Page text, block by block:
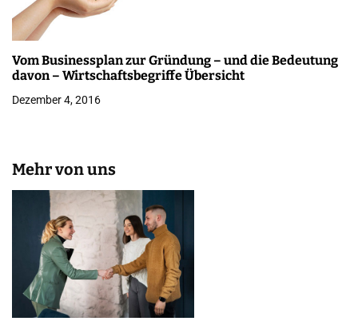
Vom Businessplan zur Gründung – und die Bedeutung
davon – Wirtschaftsbegriffe Übersicht
Dezember 4, 2016
Mehr von uns